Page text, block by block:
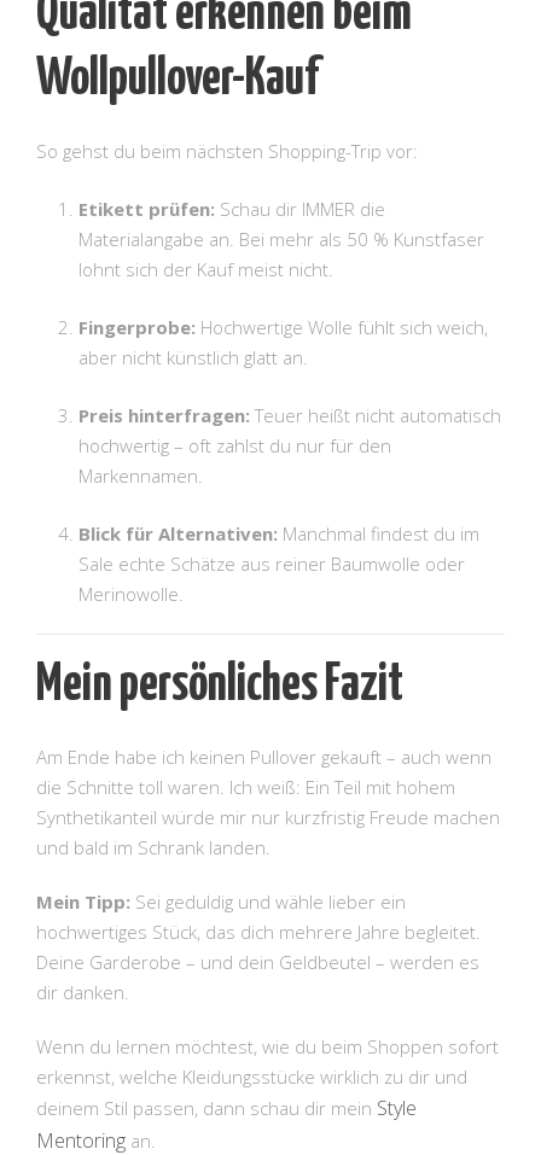
Qualität erkennen beim
Wollpullover-Kauf
So gehst du beim nächsten Shopping-Trip vor:
Etikett prüfen: Schau dir IMMER die
Materialangabe an. Bei mehr als 50 % Kunstfaser
lohnt sich der Kauf meist nicht.
Fingerprobe: Hochwertige Wolle fühlt sich weich,
aber nicht künstlich glatt an.
Preis hinterfragen: Teuer heißt nicht automatisch
hochwertig – oft zahlst du nur für den
Markennamen.
Blick für Alternativen: Manchmal findest du im
Sale echte Schätze aus reiner Baumwolle oder
Merinowolle.
Mein persönliches Fazit
Am Ende habe ich keinen Pullover gekauft – auch wenn
die Schnitte toll waren. Ich weiß: Ein Teil mit hohem
Synthetikanteil würde mir nur kurzfristig Freude machen
und bald im Schrank landen.
Mein Tipp: Sei geduldig und wähle lieber ein
hochwertiges Stück, das dich mehrere Jahre begleitet.
Deine Garderobe – und dein Geldbeutel – werden es
dir danken.
Wenn du lernen möchtest, wie du beim Shoppen sofort
erkennst, welche Kleidungsstücke wirklich zu dir und
deinem Stil passen, dann schau dir mein Style
Mentoring an.